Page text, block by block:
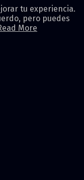
tu experiencia.
pero puedes
More